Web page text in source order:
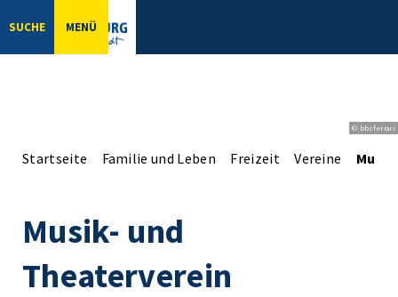
SUCHE MENÜ
© bbsferrari
Startseite Familie und Leben Freizeit Vereine
Musik- und
Theaterverein